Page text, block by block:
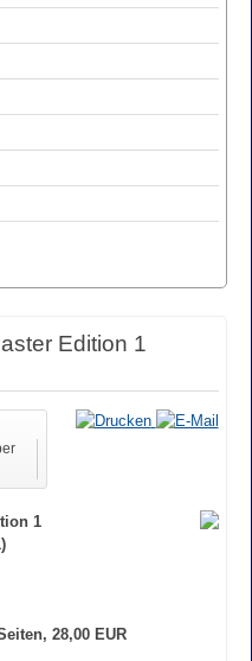
Edition 1
1
28,00 EUR